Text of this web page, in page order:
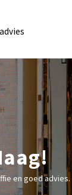
en goed advies.